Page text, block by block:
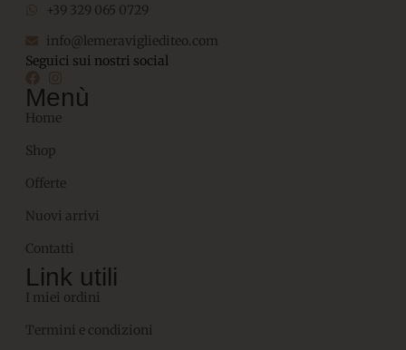
+39 329 065 0729
info@lemeravigliediteo.com
Seguici sui nostri social
Menù
Home
Shop
Offerte
Nuovi arrivi
Contatti
Link utili
I miei ordini
Termini e condizioni